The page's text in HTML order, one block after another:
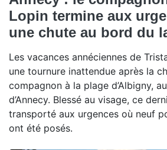
Lopin termine aux
une chute au bord du
Les vacances annéciennes de
une tournure inattendue après la
compagnon à la plage d’Albigny,
d’Annecy. Blessé au visage, ce
transporté aux urgences où neuf
ont été posés.